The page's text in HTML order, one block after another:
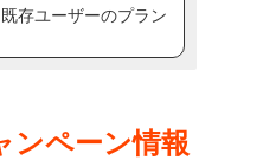
存ユーザーのプラン
ンペーン情報